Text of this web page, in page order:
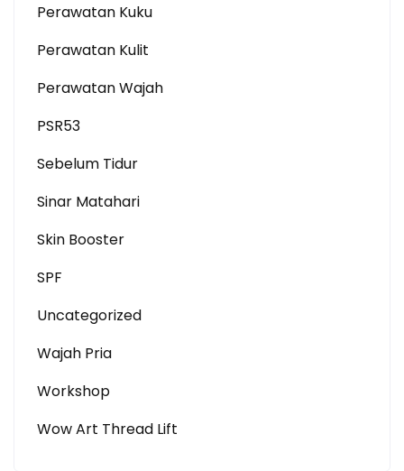
Perawatan Kuku
Perawatan Kulit
Perawatan Wajah
PSR53
Sebelum Tidur
Sinar Matahari
Skin Booster
SPF
Uncategorized
Wajah Pria
Workshop
Wow Art Thread Lift